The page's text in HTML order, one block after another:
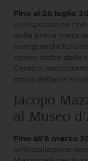
Fino al 26 luglio
un’esposizione
della prima metà
avanguardia
opere, tratte dalle
Carisbo,
storia dell’arte
Jacopo
al Museo
Fino all’8 marzo
un’installazione